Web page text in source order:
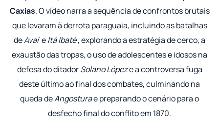
Caxias. O vídeo narra a sequência de confrontos brutais
que levaram à derrota paraguaia, incluindo as batalhas
deAvaíeItá Ibaté, explorando a estratégia de cerco, a
exaustão das tropas, o uso de adolescentes e idosos na
defesa do ditadorSolano Lópeze a controversa fuga
deste último ao final dos combates, culminando na
queda deAngosturae preparando o cenário para o
desfecho final do conflito em 1870.